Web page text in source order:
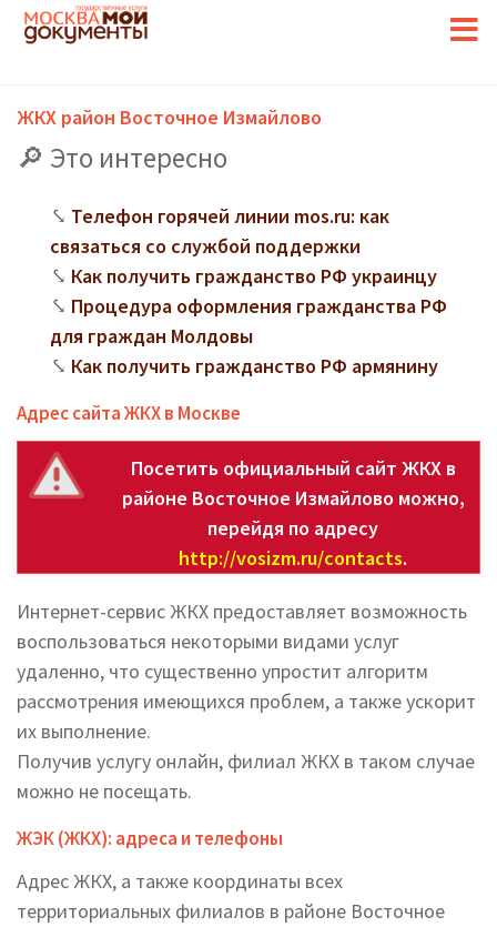
ЖКХ район Восточное Измайлово
Это интересно
Телефон горячей линии mos.ru: как
связаться со службой поддержки
Как получить гражданство РФ украинцу
Процедура оформления гражданства РФ
для граждан Молдовы
Как получить гражданство РФ армянину
Адрес сайта ЖКХ в Москве
Посетить официальный сайт ЖКХ в
районе Восточное Измайлово можно,
перейдя по адресу
http://vosizm.ru/contacts.
Интернет-сервис ЖКХ предоставляет возможность
воспользоваться некоторыми видами услуг
удаленно, что существенно упростит алгоритм
рассмотрения имеющихся проблем, а также ускорит
их выполнение.
Получив услугу онлайн, филиал ЖКХ в таком случае
можно не посещать.
ЖЭК (ЖКХ): адреса и телефоны
Адрес ЖКХ, а также координаты всех
территориальных филиалов в районе Восточное